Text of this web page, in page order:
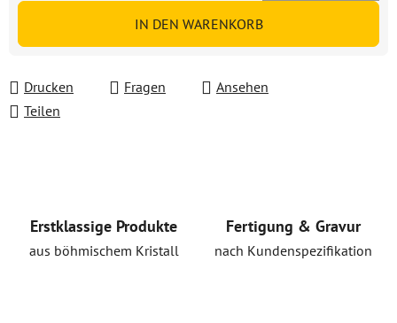
Verkaufspreis:
IN DEN WARENKORB
Drucken Fragen
Ansehen
Teilen
Erstklassige Produkte
aus böhmischem Kristall
Fertigung & Gravur
nach Kundenspezifikation